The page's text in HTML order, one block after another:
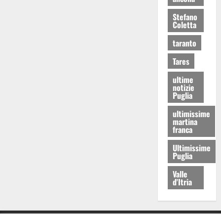
Stefano
Coletta
taranto
Tares
ultime
notizie
Puglia
ultimissime
martina
franca
Ultimissime
Puglia
Valle
d'Itria